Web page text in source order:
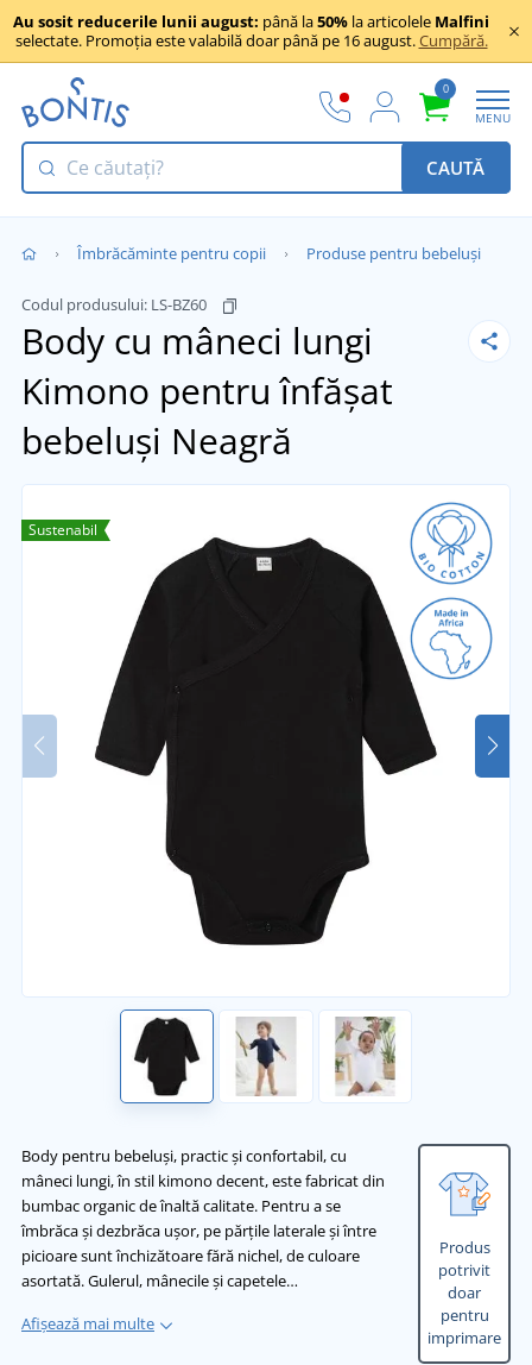
Au sosit reducerile lunii august: până la50% la articolele Malfini
selectate. Promoția este valabilă doar până pe 16 august.Cumpără.
0
MENU
CAUTĂ
Îmbrăcăminte pentru copii Produse pentru bebeluși
Codul produsului: LS-BZ60
Body cu mâneci lungi
Kimono pentru înfășat
bebeluși Neagră
Sustenabil
Body pentru bebeluși, practic și confortabil, cu
mâneci lungi, în stil kimono decent, este fabricat din
bumbac organic de înaltă calitate. Pentru a se
îmbrăca și dezbrăca ușor, pe părțile laterale și între
picioare sunt închizătoare fără nichel, de culoare
asortată. Gulerul, mânecile și capetele…
Afișează mai multe
Produs
potrivit
doar
pentru
imprimare